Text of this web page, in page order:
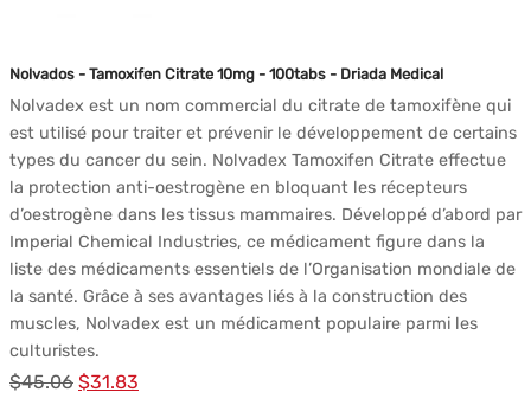
Nolvados - Tamoxifen Citrate 10mg - 100tabs - Driada Medical
Nolvadex est un nom commercial du citrate de tamoxifène qui
est utilisé pour traiter et prévenir le développement de certains
types du cancer du sein. Nolvadex Tamoxifen Citrate effectue
la protection anti-oestrogène en bloquant les récepteurs
d’oestrogène dans les tissus mammaires. Développé d’abord par
Imperial Chemical Industries, ce médicament figure dans la
liste des médicaments essentiels de l’Organisation mondiale de
la santé. Grâce à ses avantages liés à la construction des
muscles, Nolvadex est un médicament populaire parmi les
culturistes.
$45.06 Le
$31.83